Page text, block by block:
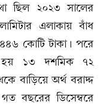
ছিল ২০২৩ সালের
এলাকায় বাঁধ
৪৪৬ কোটি টাকা। পরে
হয় ১৩ দশমিক ৭২
বাড়িয়ে অর্থ বরাদ্দ
বছরের ডিসেম্বরে